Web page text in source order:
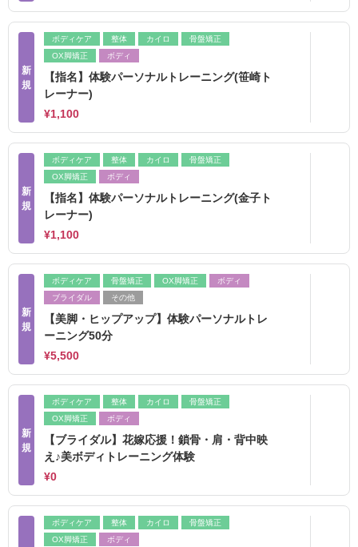
新
規
ボディケア 整体 カイロ
骨盤矯正
OX脚矯正
ボディ
【指名】体験パーソナルトレーニング(笹崎ト
レーナー)
¥1,100
新
規
ボディケア 整体 カイロ
骨盤矯正
OX脚矯正
ボディ
【指名】体験パーソナルトレーニング(金子ト
レーナー)
¥1,100
新
規
ボディケア 骨盤矯正 OX脚矯正
ボディ
ブライダル
その他
【美脚・ヒップアップ】体験パーソナルトレ
ーニング50分
¥5,500
新
規
ボディケア 整体 カイロ
骨盤矯正
OX脚矯正
ボディ
【ブライダル】花嫁応援！鎖骨・肩・背中映
え♪美ボディトレーニング体験
¥0
ボディケア 整体 カイロ
骨盤矯正
OX脚矯正
ボディ